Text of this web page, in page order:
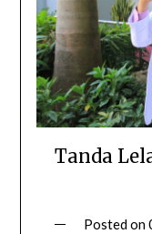
Tanda
Posted on